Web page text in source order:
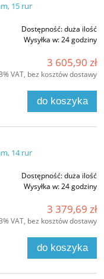
15 rur
Dostępność:duża ilość
Wysyłka w:24 godziny
3 605,90 zł
VAT, bez kosztów dostawy
do koszyka
14 rur
Dostępność:duża ilość
Wysyłka w:24 godziny
3 379,69 zł
VAT, bez kosztów dostawy
do koszyka